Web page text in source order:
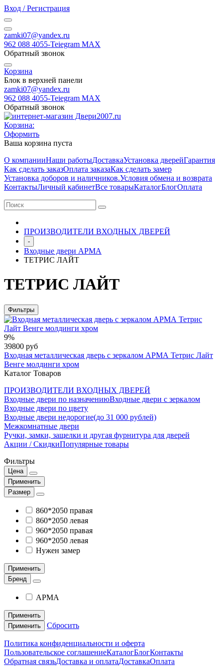
Вход / Регистрация
zamki07@yandex.ru
962 088 4055-Teiegram МАХ
Обратный звонок
Корзина
Блок в верхней панели
zamki07@yandex.ru
962 088 4055-Teiegram МАХ
Обратный звонок
Корзина:
Оформить
Ваша корзина пуста
О компанииНаши работыДоставкаУстановка дверейГарантия
Как сделать заказОплата заказаКак сделать замер
Установка доборов и наличников.Условия обмена и возврата
КонтактыЛичный кабинетВсе товарыКаталогБлогОплата
ПРОИЗВОДИТЕЛИ ВХОДНЫХ ДВЕРЕЙ
-
Входные двери АРМА
ТЕТРИС ЛАЙТ
ТЕТРИС ЛАЙТ
Фильтры
9%
39800 руб
Входная металлическая дверь с зеркалом АРМА Тетрис Лайт
Венге молдинги хром
Каталог Товаров
ПРОИЗВОДИТЕЛИ ВХОДНЫХ ДВЕРЕЙ
Входные двери по назначениюВходные двери с зеркалом
Входные двери по цвету
Входные двери недорогие(до 31 000 рублей)
Межкомнатные двери
Ручки, замки, защелки и другая фурнитура для дверей
Акции / СкидкиПопулярные товары
Фильтры
Цена
Применить
Размер
860*2050 правая
860*2050 левая
960*2050 правая
960*2050 левая
Нужен замер
Применить
Бренд
АРМА
Применить
Применить
Сбросить
Политика конфиденциальности и оферта
Пользовательское соглашениеКаталогБлогКонтакты
Обратная связьДоставка и оплатаДоставкаОплата